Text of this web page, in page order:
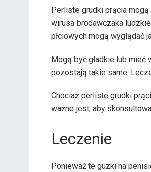
Perliste grudki prącia
wirusa brodawczaka
płciowych mogą wyglądać
Mogą być gładkie lub
pozostają takie same.
Chociaż perliste grudki
ważne jest, aby
Leczenie
Ponieważ te guzki na